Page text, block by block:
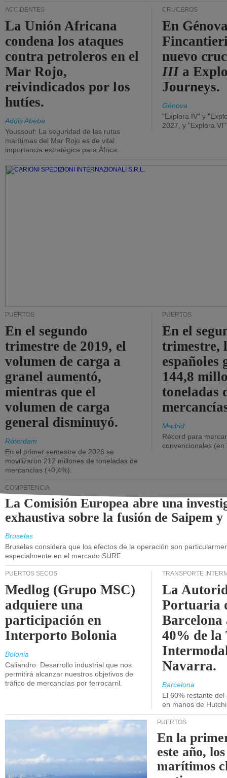
ACCIDENTES
La Unión Africana
condena los ataques
contra petroleros en el
Mar Rojo,
reivindicados por los
hutíes.
Addis Abeba
Youssouf: La seguridad de las rutas
marítimas del Mar Rojo es de vital
importancia estratégica para África.
CRUCEROS
En
nuevo
III a
Journeys.
Génova
"Explora IV" y
2027, y "Explora
PUERTOS
En el segundo
trimestre de 2019, el
volumen de carga a
granel aumentó,
mientras que el
volumen de carga
general disminuyó.
Róterdam
En el primer semestre de 2026 se
movilizaron 212 millones de toneladas de
mercancías (+0,4%).
PUERTOS
En el
trimestre,
españoles
144,8
toneladas
Madrid
Récord para
convencionales (en
COMPETENCIA
La Comisión Europea abre una
exhaustiva sobre la fusión de Saipem y
Bruselas
Bruselas considera que los efectos de la operación son
especialmente en el mercado SURF.
PUERTOS SECOS
Medlog (Grupo MSC)
adquiere una
participación en
Interporto Bolonia
Bolonia
Caliandro: Desarrollo industrial que nos
permitirá alcanzar nuestros objetivos de
tráfico de mercancías por ferrocarril.
TRANSPORTE
La
Portuaria
40% de la
Navarra.
Barcelona
El 60% restante
en manos de
PUERTOS
En la
este año,
marítimos